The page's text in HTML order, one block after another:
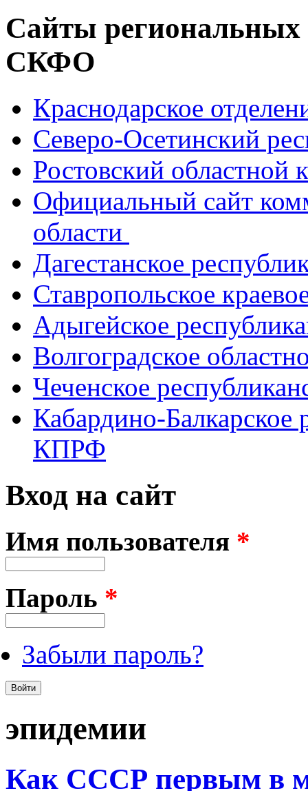
Сайты
СКФО
Краснодарское
Северо-Осетинский
Ростовский
Официальный сайт
области
Дагестанское
Ставропольское
Адыгейское
Волгоградское
Чеченское
Кабардино-Балкарское
КПРФ
Вход на сайт
Имя пользователя *
Пароль *
Забыли пароль?
эпидемии
Как СССР первым в